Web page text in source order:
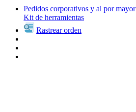
Pedidos corporativos y al por mayor
Kit de herramientas
Rastrear orden